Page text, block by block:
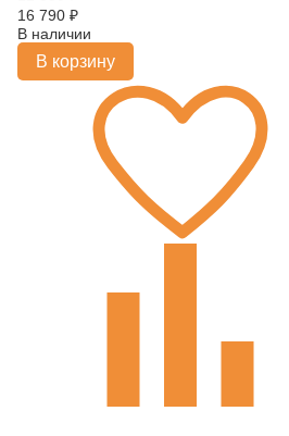
16 790 ₽
В наличии
В корзину